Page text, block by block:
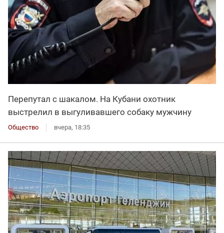
Перепутал с шакалом. На Кубани охотник
выстрелил в выгуливавшего собаку мужчину
Общество вчера, 18:35